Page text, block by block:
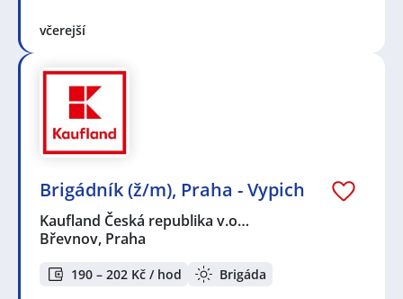
včerejší
Brigádník (ž/m), Praha - Vypich
Kaufland Česká republika v.o…
Břevnov, Praha
190 – 202 Kč / hod Brigáda